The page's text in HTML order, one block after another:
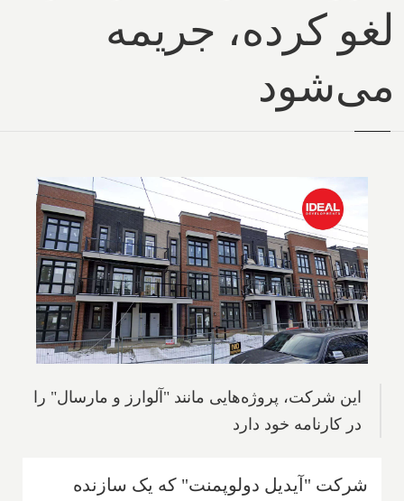
لغو کرده، جریمه
می‌شود
این شرکت، پروژه‌هایی مانند "آلوارز و مارسال" را
در کارنامه خود دارد
شرکت "آیدیل دولوپمنت" که یک سازنده